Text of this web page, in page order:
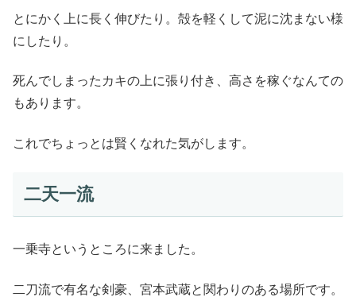
とにかく上に長く伸びたり。殻を軽くして泥に沈まない様
にしたり。
死んでしまったカキの上に張り付き、高さを稼ぐなんての
もあります。
これでちょっとは賢くなれた気がします。
二天一流
一乗寺というところに来ました。
二刀流で有名な剣豪、宮本武蔵と関わりのある場所です。